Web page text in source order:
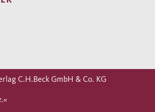
C.H.Beck GmbH & Co. KG